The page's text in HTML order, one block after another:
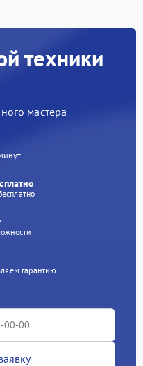
техники
мастера
гарантию